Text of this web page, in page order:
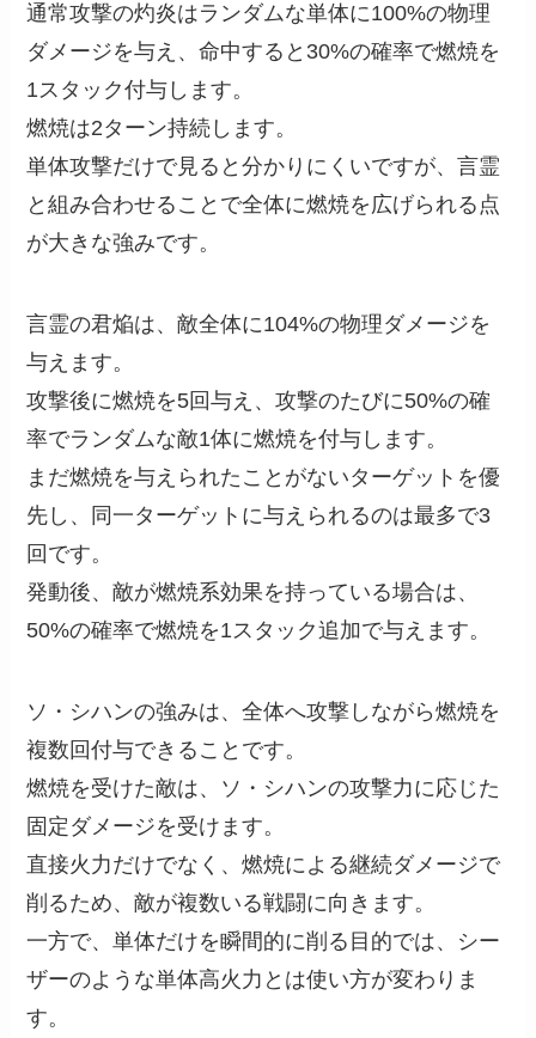
通常攻撃の灼炎はランダムな単体に100%の物理
ダメージを与え、命中すると30%の確率で燃焼を
1スタック付与します。
燃焼は2ターン持続します。
単体攻撃だけで見ると分かりにくいですが、言霊
と組み合わせることで全体に燃焼を広げられる点
が大きな強みです。
言霊の君焔は、敵全体に104%の物理ダメージを
与えます。
攻撃後に燃焼を5回与え、攻撃のたびに50%の確
率でランダムな敵1体に燃焼を付与します。
まだ燃焼を与えられたことがないターゲットを優
先し、同一ターゲットに与えられるのは最多で3
回です。
発動後、敵が燃焼系効果を持っている場合は、
50%の確率で燃焼を1スタック追加で与えます。
ソ・シハンの強みは、全体へ攻撃しながら燃焼を
複数回付与できることです。
燃焼を受けた敵は、ソ・シハンの攻撃力に応じた
固定ダメージを受けます。
直接火力だけでなく、燃焼による継続ダメージで
削るため、敵が複数いる戦闘に向きます。
一方で、単体だけを瞬間的に削る目的では、シー
ザーのような単体高火力とは使い方が変わりま
す。